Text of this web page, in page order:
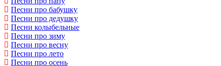
Песни про бабушку
Песни про дедушку
Песни колыбельные
Песни про зиму
Песни про весну
Песни про лето
Песни про осень